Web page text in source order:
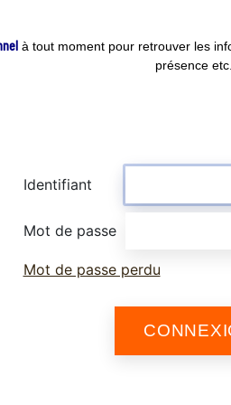
à tout moment pour retrouver les
présence
Identifiant
Mot de passe
Mot de passe perdu